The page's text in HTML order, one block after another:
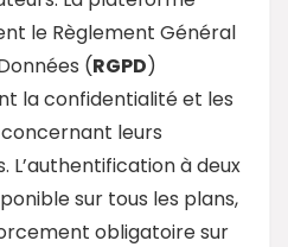
le Règlement Général
(RGPD)
la confidentialité et les
leurs
L’authentification à deux
sur tous les plans,
obligatoire sur